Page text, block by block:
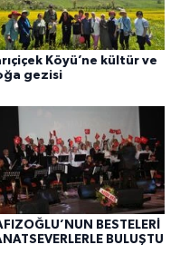
Köyü’ne kültür ve
gezisi
BESTELERİ
BULUŞTU